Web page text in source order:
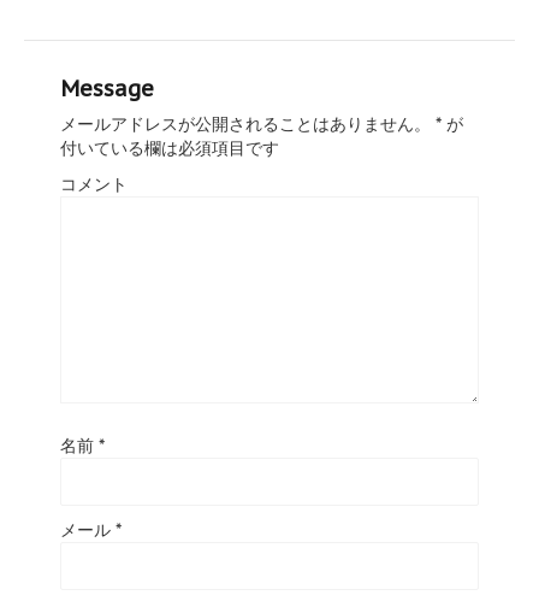
Message
メールアドレスが公開されることはありません。 * が
付いている欄は必須項目です
コメント
名前 *
メール *